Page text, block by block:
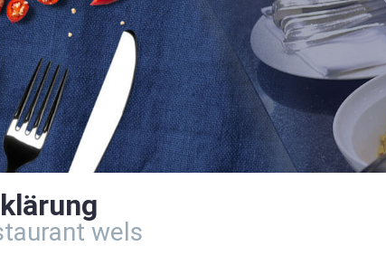
wels